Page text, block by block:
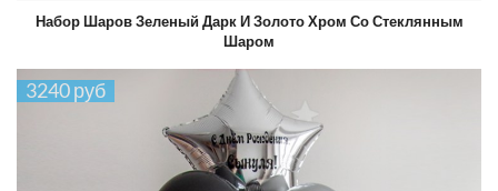
Набор Шаров Зеленый Дарк И Золото Хром Со Стеклянным
Шаром
3240 руб